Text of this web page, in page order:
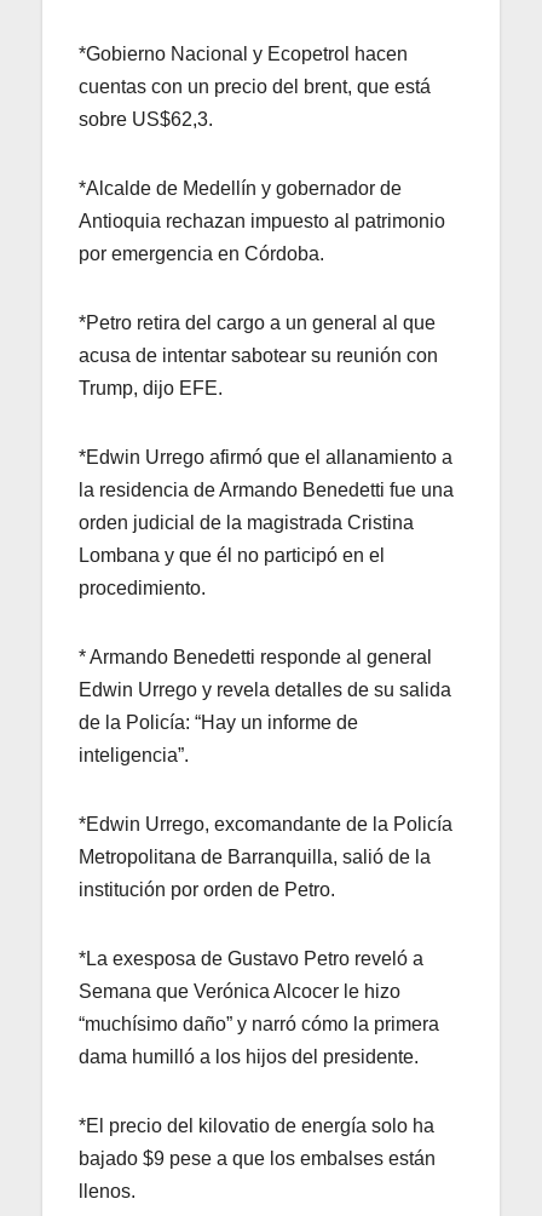
*Gobierno Nacional y Ecopetrol hacen
cuentas con un precio del brent, que está
sobre US$62,3.
*Alcalde de Medellín y gobernador de
Antioquia rechazan impuesto al patrimonio
por emergencia en Córdoba.
*Petro retira del cargo a un general al que
acusa de intentar sabotear su reunión con
Trump, dijo EFE.
*Edwin Urrego afirmó que el allanamiento a
la residencia de Armando Benedetti fue una
orden judicial de la magistrada Cristina
Lombana y que él no participó en el
procedimiento.
* Armando Benedetti responde al general
Edwin Urrego y revela detalles de su salida
de la Policía: “Hay un informe de
inteligencia”.
*Edwin Urrego, excomandante de la Policía
Metropolitana de Barranquilla, salió de la
institución por orden de Petro.
*La exesposa de Gustavo Petro reveló a
Semana que Verónica Alcocer le hizo
“muchísimo daño” y narró cómo la primera
dama humilló a los hijos del presidente.
*El precio del kilovatio de energía solo ha
bajado $9 pese a que los embalses están
llenos.